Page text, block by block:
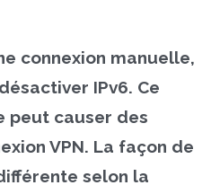
connexion manuelle,
IPv6. Ce
peut causer des
VPN. La façon de
selon la